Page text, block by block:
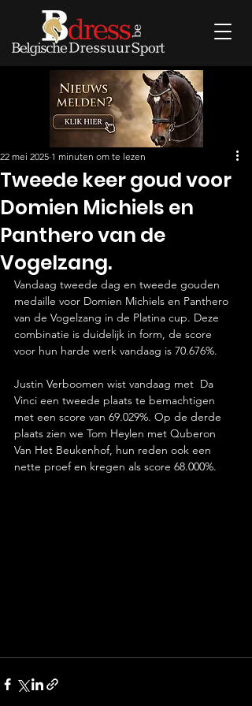
Tweede keer goud voor
Domien Michiels en
Panthero van de
Vogelzang.
22 mei 2025 1 minuten om te lezen
Vandaag tweede dag en tweede gouden
medaille voor Domien Michiels en Panthero
van de Vogelzang in de Platina cup. Deze
combinatie is duidelijk in form, de score
voor hun harde werk vandaag is 70.676%.
Justin Verboomen wist vandaag met  Da
Vinci een tweede plaats te bemachtigen
met een score van 69.029%. Op de derde
plaats zien we Tom Heylen met Quberon
Van Het Beukenhof, hun reden ook een
nette proef en kregen als score 68.000%.